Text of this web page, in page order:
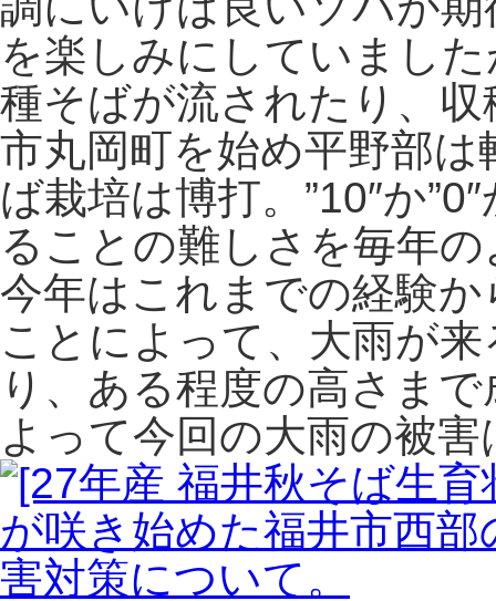
を楽しみにしていまし
種そばが流されたり、
市丸岡町を始め平野部
ば栽培は博打。”10″か
ることの難しさを毎年
今年はこれまでの経験
ことによって、大雨が
り、ある程度の高さま
よって今回の大雨の被